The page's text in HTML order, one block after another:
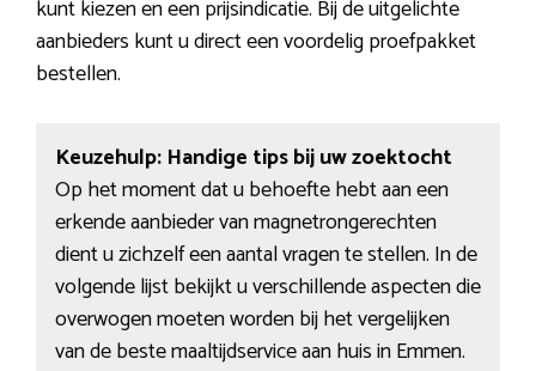
kunt kiezen en een prijsindicatie. Bij de uitgelichte
aanbieders kunt u direct een voordelig proefpakket
bestellen.
Keuzehulp: Handige tips bij uw zoektocht
Op het moment dat u behoefte hebt aan een
erkende aanbieder van magnetrongerechten
dient u zichzelf een aantal vragen te stellen. In de
volgende lijst bekijkt u verschillende aspecten die
overwogen moeten worden bij het vergelijken
van de beste maaltijdservice aan huis in Emmen.